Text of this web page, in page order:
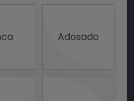
Adosado